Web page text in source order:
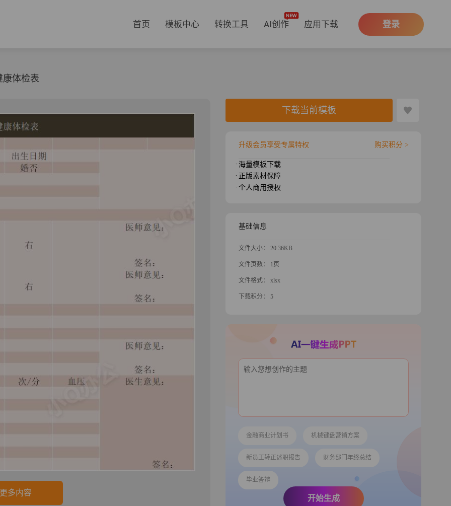
首页 模板中心 转换工具 AI创作 应用下载 登录
康体检表
多内容
下载当前模板
升级会员享受专属特权 购买积分 >
· 海量模板下载
· 正版素材保障
· 个人商用授权
基础信息
文件大小： 20.36KB
文件页数： 1页
文件格式： xlsx
下载积分： 5
金融商业计划书 机械键盘营销方案
新员工转正述职报告 财务部门年终总结
毕业答辩
开始生成